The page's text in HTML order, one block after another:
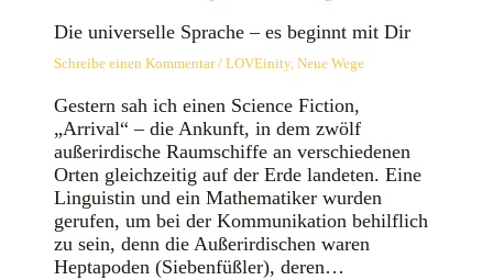
Die universelle Sprache – es beginnt mit Dir
Schreibe einen Kommentar / LOVEinity, Neue Wege
Gestern sah ich einen Science Fiction,
„Arrival“ – die Ankunft, in dem zwölf
außerirdische Raumschiffe an verschiedenen
Orten gleichzeitig auf der Erde landeten. Eine
Linguistin und ein Mathematiker wurden
gerufen, um bei der Kommunikation behilflich
zu sein, denn die Außerirdischen waren
Heptapoden (Siebenfüßler), deren…